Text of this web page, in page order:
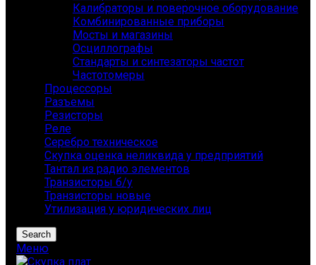
Калибраторы и поверочное оборудование
Комбинированные приборы
Мосты и магазины
Осциллографы
Стандарты и синтезаторы частот
Частотомеры
Процессоры
Разъемы
Резисторы
Реле
Серебро техническое
Скупка оценка неликвида у предприятий
Тантал из радио элементов
Транзисторы б/у
Транзисторы новые
Утилизация у юридических лиц
Search
Меню